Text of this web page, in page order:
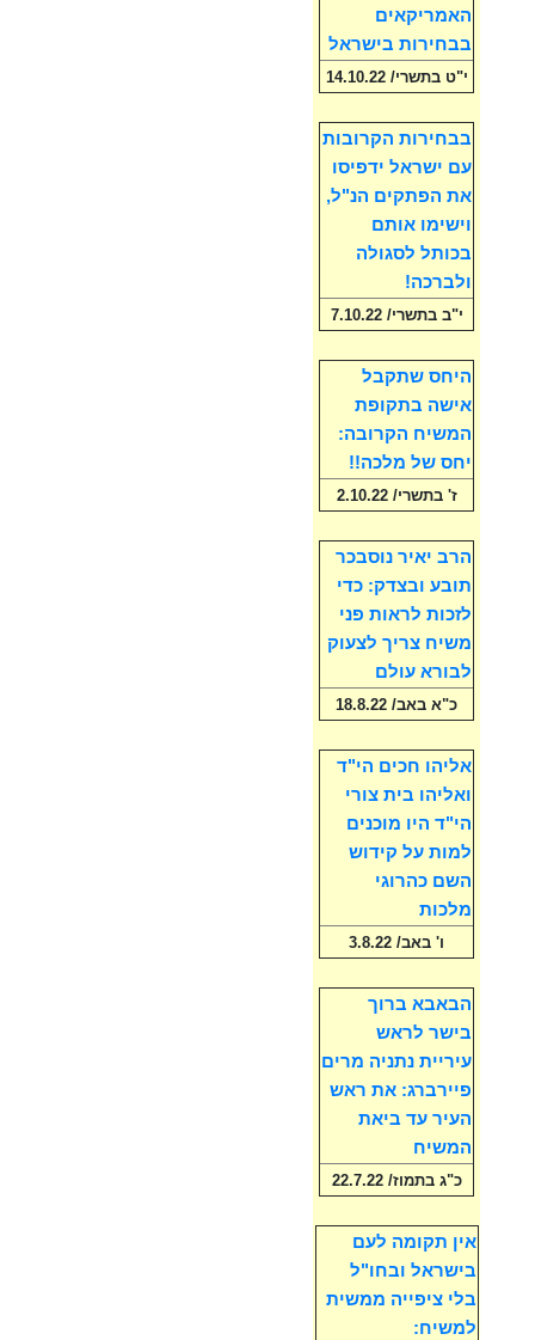
האמריקאים
בבחירות בישראל
י"ט בתשרי/ 14.10.22
בבחירות הקרובות
עם ישראל ידפיסו
את הפתקים הנ"ל,
וישימו אותם
בכותל לסגולה
ולברכה!
י"ב בתשרי/ 7.10.22
היחס שתקבל
אישה בתקופת
המשיח הקרובה:
יחס של מלכה!!
ז' בתשרי/ 2.10.22
הרב יאיר נוסבכר
תובע ובצדק: כדי
לזכות לראות פני
משיח צריך לצעוק
לבורא עולם
כ"א באב/ 18.8.22
אליהו חכים הי"ד
ואליהו בית צורי
הי"ד היו מוכנים
למות על קידוש
השם כהרוגי
מלכות
ו' באב/ 3.8.22
הבאבא ברוך
בישר לראש
עיריית נתניה מרים
פיירברג: את ראש
העיר עד ביאת
המשיח
כ"ג בתמוז/ 22.7.22
אין תקומה לעם
בישראל ובחו"ל
בלי ציפייה ממשית
למשיח: